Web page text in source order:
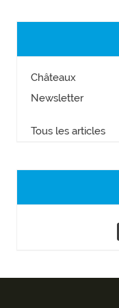
Châteaux
Newsletter
Tous les articles